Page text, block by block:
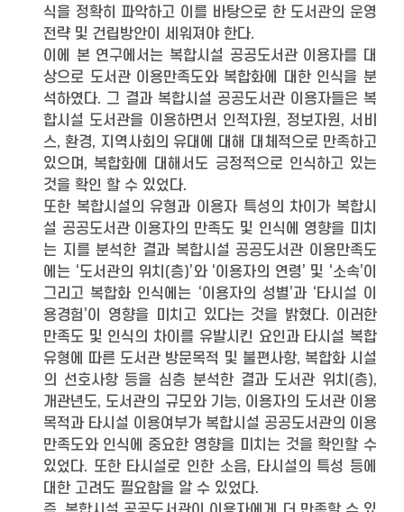
식을 정확히 파악하고 이를 바탕으로 한 도서관의 운영
전략 및 건립방안이 세워져야 한다.
이에 본 연구에서는 복합시설 공공도서관 이용자를 대
상으로 도서관 이용만족도와 복합화에 대한 인식을 분
석하였다. 그 결과 복합시설 공공도서관 이용자들은 복
합시설 도서관을 이용하면서 인적자원, 정보자원, 서비
스, 환경, 지역사회의 유대에 대해 대체적으로 만족하고
있으며, 복합화에 대해서도 긍정적으로 인식하고 있는
것을 확인 할 수 있었다.
또한 복합시설의 유형과 이용자 특성의 차이가 복합시
설 공공도서관 이용자의 만족도 및 인식에 영향을 미치
는 지를 분석한 결과 복합시설 공공도서관 이용만족도
에는 ‘도서관의 위치(층)’와 ‘이용자의 연령’ 및 ‘소속’이
그리고 복합화 인식에는 ‘이용자의 성별’과 ‘타시설 이
용경험’이 영향을 미치고 있다는 것을 밝혔다. 이러한
만족도 및 인식의 차이를 유발시킨 요인과 타시설 복합
유형에 따른 도서관 방문목적 및 불편사항, 복합화 시설
의 선호사항 등을 심층 분석한 결과 도서관 위치(층),
개관년도, 도서관의 규모와 기능, 이용자의 도서관 이용
목적과 타시설 이용여부가 복합시설 공공도서관의 이용
만족도와 인식에 중요한 영향을 미치는 것을 확인할 수
있었다. 또한 타시설로 인한 소음, 타시설의 특성 등에
대한 고려도 필요함을 알 수 있었다.